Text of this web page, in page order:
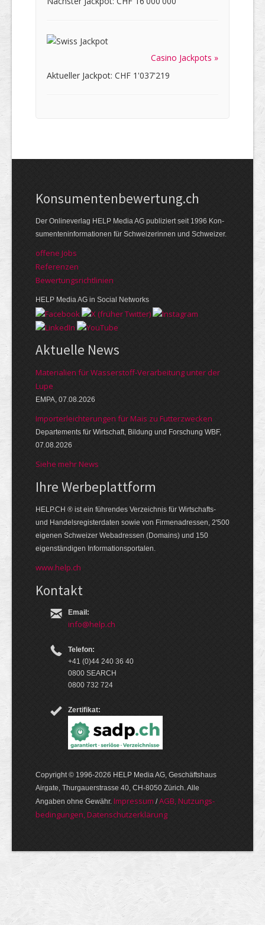
Casino Jackpots »
Aktueller Jackpot: CHF 1'037'219
Kon­su­menten­be­wer­tung.ch
Der Online­verlag HELP Media AG publi­ziert seit 1996 Kon­
su­menten­infor­mationen für Schwei­zerinnen und Schweizer.
offene Jobs
Referenzen
Bewer­tungs­richt­linien
HELP Media AG in Social Networks
Aktuelle News
Materialien für Wasserstoff-Verarbeitung unter der
Lupe
EMPA, 07.08.2026
Importerleichterungen für Mais zu Futterzwecken
Departements für Wirtschaft, Bildung und Forschung WBF,
07.08.2026
Siehe mehr News
Ihre Werbe­platt­form
HELP.CH ® ist ein führendes Ver­zeich­nis für Wirt­schafts-
und Handels­register­daten so­wie von Firmen­adressen, 2'500
eige­nen Schweizer Web­adressen (Domains) und 150
eigen­ständigen Infor­mations­por­talen.
www.help.ch
Kontakt
Email:
info@help.ch
Telefon:
+41 (0)44 240 36 40
0800 SEARCH
0800 732 724
Zertifikat:
Copyright © 1996-2026 HELP Media AG, Geschäftshaus
Airgate, Thurgauer­strasse 40, CH-8050 Zürich. Alle
Angaben ohne Gewähr. Im­pres­sum /AGB, Nut­zungs­
bedin­gungen, Daten­schutz­er­klärung